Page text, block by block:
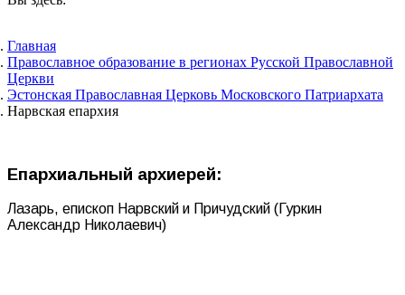
Главная
Православное образование в регионах Русской Православной
Церкви
Эстонская Православная Церковь Московского Патриархата
Нарвская епархия
Епархиальный архиерей:
Лазарь, епископ Нарвский и Причудский (Гуркин
Александр Николаевич)